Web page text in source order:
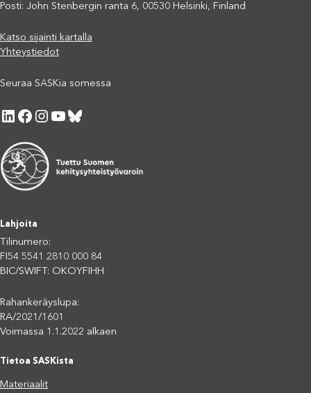
Posti: John Stenbergin ranta 6, 00530 Helsinki, Finland
Katso sijainti kartalla
Yhteystiedot
Seuraa SASKia somessa
LinkedIn Facebook Instagram YouTube Bluesky
Lahjoita
Tilinumero:
FI54 5541 2810 000 84
BIC/SWIFT: OKOYFIHH
Rahankeräyslupa:
RA/2021/1601
Voimassa 1.1.2022 alkaen
Tietoa SASKista
Materiaalit